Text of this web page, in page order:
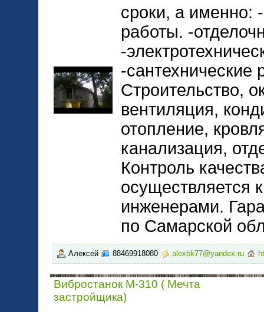
сроки, а именно:
работы. -
-
-сантехнические
Строительство,
вентиляция,
отопление,
канализация,
Контроль
осуществляется
инженерами.
по Самарской
Алексей 88469918080 alexbk77@yandex.ru
Вибростанок М-310 ( Мечта
застройщика)